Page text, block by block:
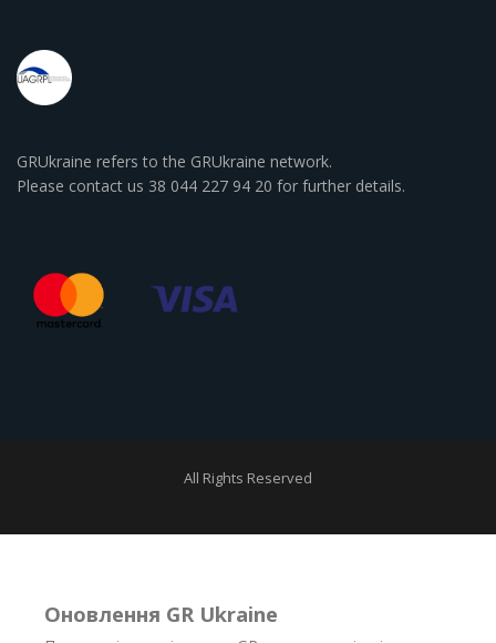
GRUkraine refers to the GRUkraine network.
Please contact us 38 044 227 94 20 for further details.
All Rights Reserved